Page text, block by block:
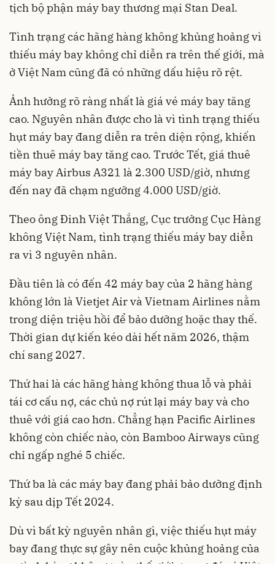
tịch bộ phận máy bay thương mại Stan Deal.
Tình trạng các hãng hàng không khủng hoảng vì
thiếu máy bay không chỉ diễn ra trên thế giới, mà
ở Việt Nam cũng đã có những dấu hiệu rõ rệt.
Ảnh hưởng rõ ràng nhất là giá vé máy bay tăng
cao. Nguyên nhân được cho là vì tình trạng thiếu
hụt máy bay đang diễn ra trên diện rộng, khiến
tiền thuê máy bay tăng cao. Trước Tết, giá thuê
máy bay Airbus A321 là 2.300 USD/giờ, nhưng
đến nay đã chạm ngưỡng 4.000 USD/giờ.
Theo ông Đinh Việt Thắng, Cục trưởng Cục Hàng
không Việt Nam, tình trạng thiếu máy bay diễn
ra vì 3 nguyên nhân.
Đầu tiên là có đến 42 máy bay của 2 hãng hàng
không lớn là Vietjet Air và Vietnam Airlines nằm
trong diện triệu hồi để bảo dưỡng hoặc thay thế.
Thời gian dự kiến kéo dài hết năm 2026, thậm
chí sang 2027.
Thứ hai là các hãng hàng không thua lỗ và phải
tái cơ cấu nợ, các chủ nợ rút lại máy bay và cho
thuê với giá cao hơn. Chẳng hạn Pacific Airlines
không còn chiếc nào, còn Bamboo Airways cũng
chỉ ngấp nghé 5 chiếc.
Thứ ba là các máy bay đang phải bảo dưỡng định
kỳ sau dịp Tết 2024.
Dù vì bất kỳ nguyên nhân gì, việc thiếu hụt máy
bay đang thực sự gây nên cuộc khủng hoảng của